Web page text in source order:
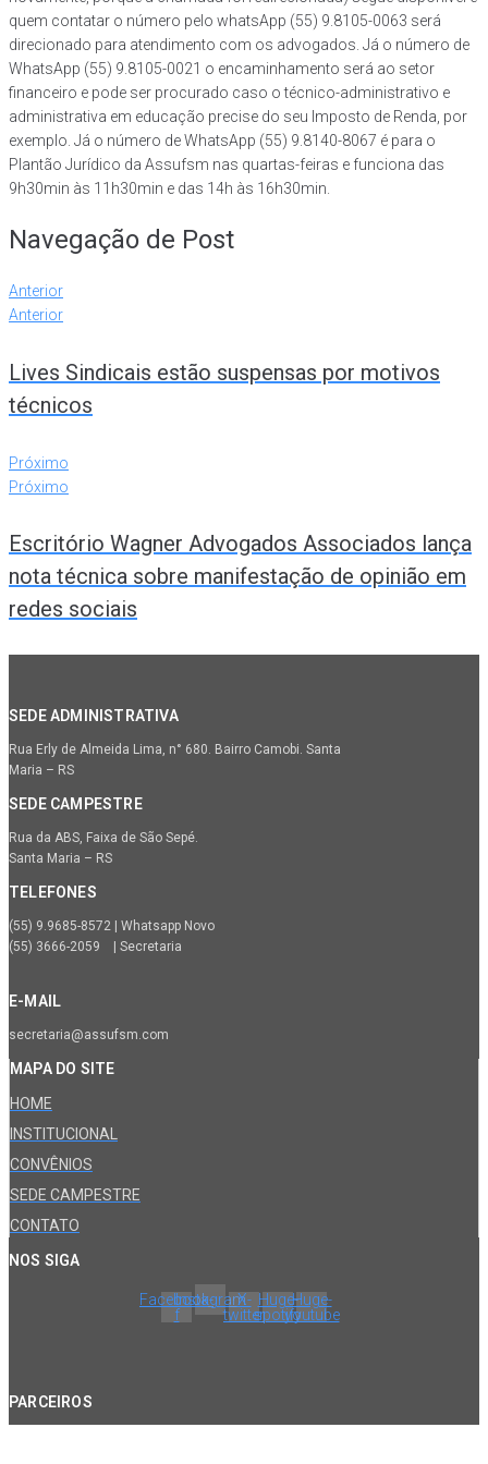
quem contatar o número pelo whatsApp (55) 9.8105-0063 será
direcionado para atendimento com os advogados. Já o número de
WhatsApp (55) 9.8105-0021 o encaminhamento será ao setor
financeiro e pode ser procurado caso o técnico-administrativo e
administrativa em educação precise do seu Imposto de Renda, por
exemplo. Já o número de WhatsApp (55) 9.8140-8067 é para o
Plantão Jurídico da Assufsm nas quartas-feiras e funciona das
9h30min às 11h30min e das 14h às 16h30min.
Navegação de Post
Anterior
Anterior
Lives Sindicais estão suspensas por motivos
técnicos
Próximo
Próximo
Escritório Wagner Advogados Associados lança
nota técnica sobre manifestação de opinião em
redes sociais
SEDE ADMINISTRATIVA
Rua Erly de Almeida Lima, n° 680. Bairro Camobi. Santa
Maria – RS
SEDE CAMPESTRE
Rua da ABS, Faixa de São Sepé.
Santa Maria – RS
TELEFONES
(55) 9.9685-8572 | Whatsapp Novo
(55) 3666-2059 | Secretaria
E-MAIL
secretaria@assufsm.com
MAPA DO SITE
HOME
INSTITUCIONAL
CONVÊNIOS
SEDE CAMPESTRE
CONTATO
NOS SIGA
Facebook-
f
InstagramX-
twitter
Huge-
spotify
Huge-
youtube
PARCEIROS